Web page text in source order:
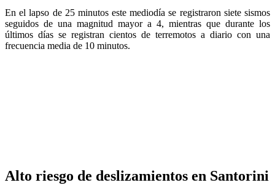
En el lapso de 25 minutos este mediodía se registraron siete sismos
seguidos de una magnitud mayor a 4, mientras que durante los
últimos días se registran cientos de terremotos a diario con una
frecuencia media de 10 minutos.
Alto riesgo de deslizamientos en Santorini